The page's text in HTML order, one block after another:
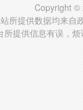
Copyright ©
所提供数据均来自
所提供信息有误，